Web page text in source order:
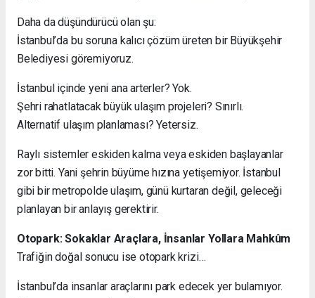
Daha da düşündürücü olan şu:
İstanbul’da bu soruna kalıcı çözüm üreten bir Büyükşehir
Belediyesi göremiyoruz.
İstanbul içinde yeni ana arterler? Yok.
Şehri rahatlatacak büyük ulaşım projeleri? Sınırlı.
Alternatif ulaşım planlaması? Yetersiz.
Raylı sistemler eskiden kalma veya eskiden başlayanlar
zor bitti. Yani şehrin büyüme hızına yetişemiyor. İstanbul
gibi bir metropolde ulaşım, günü kurtaran değil, geleceği
planlayan bir anlayış gerektirir.
Otopark: Sokaklar Araçlara, İnsanlar Yollara Mahkûm
Trafiğin doğal sonucu ise otopark krizi…
İstanbul’da insanlar araçlarını park edecek yer bulamıyor.